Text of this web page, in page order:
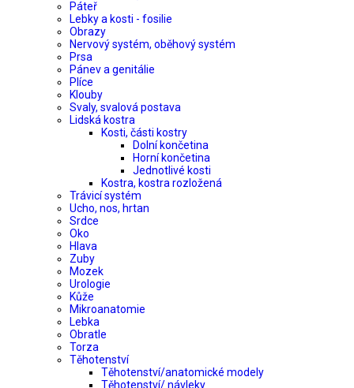
Páteř
Lebky a kosti - fosilie
Obrazy
Nervový systém, oběhový systém
Prsa
Pánev a genitálie
Plíce
Klouby
Svaly, svalová postava
Lidská kostra
Kosti, části kostry
Dolní končetina
Horní končetina
Jednotlivé kosti
Kostra, kostra rozložená
Trávicí systém
Ucho, nos, hrtan
Srdce
Oko
Hlava
Zuby
Mozek
Urologie
Kůže
Mikroanatomie
Lebka
Obratle
Torza
Těhotenství
Těhotenství/anatomické modely
Těhotenství/ návleky